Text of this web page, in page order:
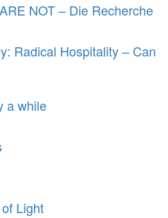
NOT – Die Recherche
Radical Hospitality – Can
a while
Light